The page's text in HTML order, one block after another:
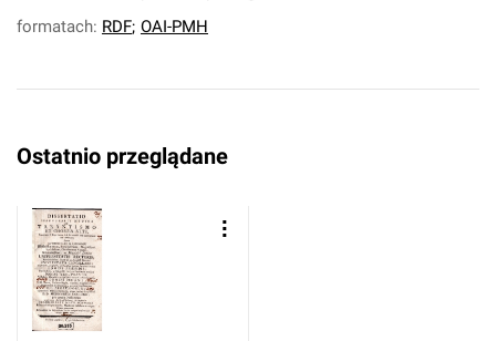
formatach: RDF; OAI-PMH
Ostatnio przeglądane